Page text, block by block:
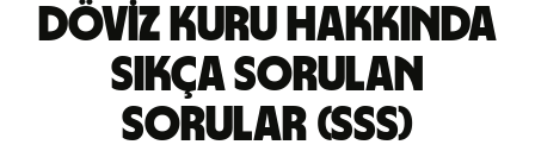
döviz kuru hakkında
sıkça sorulan
sorular (SSS)